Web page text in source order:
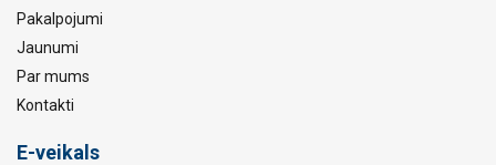
Pakalpojumi
Jaunumi
Par mums
Kontakti
E-veikals